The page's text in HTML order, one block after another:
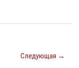
Следующая →